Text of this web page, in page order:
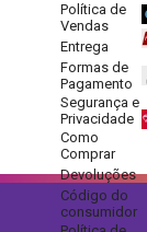
Política de
Vendas
Entrega
Formas de
Pagamento
Segurança e
Privacidade
Como
Comprar
Devoluções
Código do
consumidor